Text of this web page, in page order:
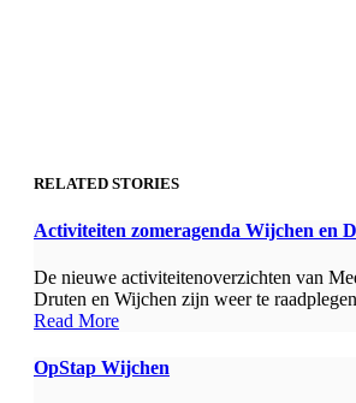
RELATED STORIES
Activiteiten zomeragenda Wijchen en
De nieuwe activiteitenoverzichten van
Druten en Wijchen zijn weer te
Read More
OpStap Wijchen